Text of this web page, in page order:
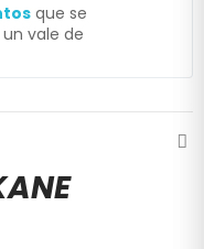
que se
vale de